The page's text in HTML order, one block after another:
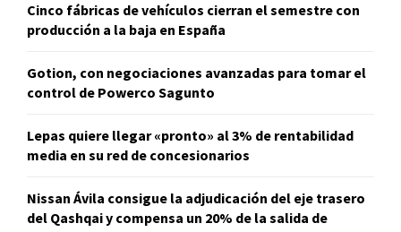
Cinco fábricas de vehículos cierran el semestre con
producción a la baja en España
Gotion, con negociaciones avanzadas para tomar el
control de Powerco Sagunto
Lepas quiere llegar «pronto» al 3% de rentabilidad
media en su red de concesionarios
Nissan Ávila consigue la adjudicación del eje trasero
del Qashqai y compensa un 20% de la salida de